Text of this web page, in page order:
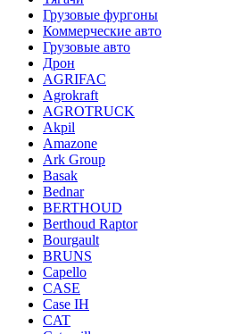
Грузовые фургоны
Коммерческие авто
Грузовые авто
Дрон
AGRIFAC
Agrokraft
AGROTRUCK
Akpil
Amazone
Ark Group
Basak
Bednar
BERTHOUD
Berthoud Raptor
Bourgault
BRUNS
Capello
CASE
Case IH
CAT